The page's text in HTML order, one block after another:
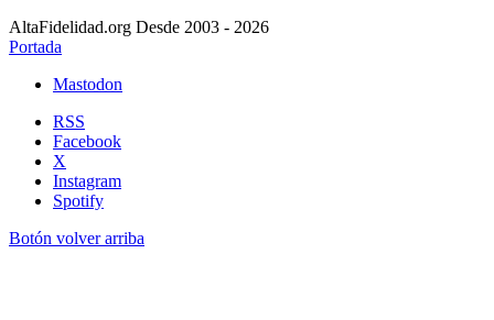
AltaFidelidad.org Desde 2003 - 2026
Portada
Mastodon
RSS
Facebook
X
Instagram
Spotify
Botón volver arriba